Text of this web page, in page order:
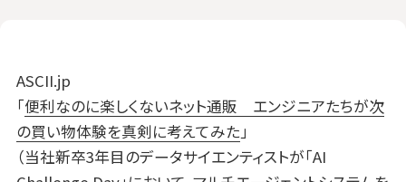
ASCII.jp
「便利なのに楽しくないネット通販 エンジニアたちが次
の買い物体験を真剣に考えてみた」
（当社新卒3年目のデータサイエンティストが「AI